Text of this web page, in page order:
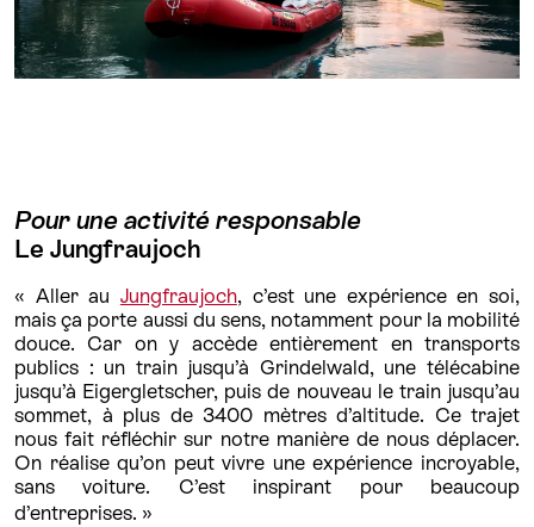
Pour une activité responsable
Le Jungfraujoch
« Aller au Jungfraujoch, c’est une expérience en soi,
mais ça porte aussi du sens, notamment pour la mobilité
douce. Car on y accède entièrement en transports
publics : un train jusqu’à Grindelwald, une télécabine
jusqu’à Eigergletscher, puis de nouveau le train jusqu’au
sommet, à plus de 3400 mètres d’altitude. Ce trajet
nous fait réfléchir sur notre manière de nous déplacer.
On réalise qu’on peut vivre une expérience incroyable,
sans voiture. C’est inspirant pour beaucoup
d’entreprises. »